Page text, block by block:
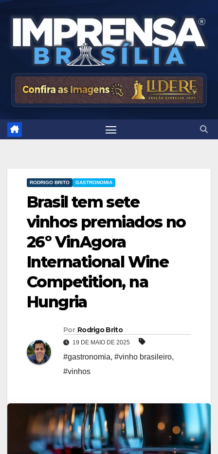
GASTRONOMIA
RODRIGO BRITO
Brasil tem sete
vinhos premiados no
26º VinAgora
International Wine
Competition, na
Hungria
Por Rodrigo Brito
19 DE MAIO DE 2025
#gastronomia, #vinho brasileiro,
#vinhos